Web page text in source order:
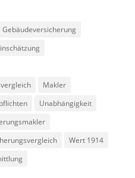
Gebäudeversicherung
Makler
Unabhängigkeit
Wert 1914